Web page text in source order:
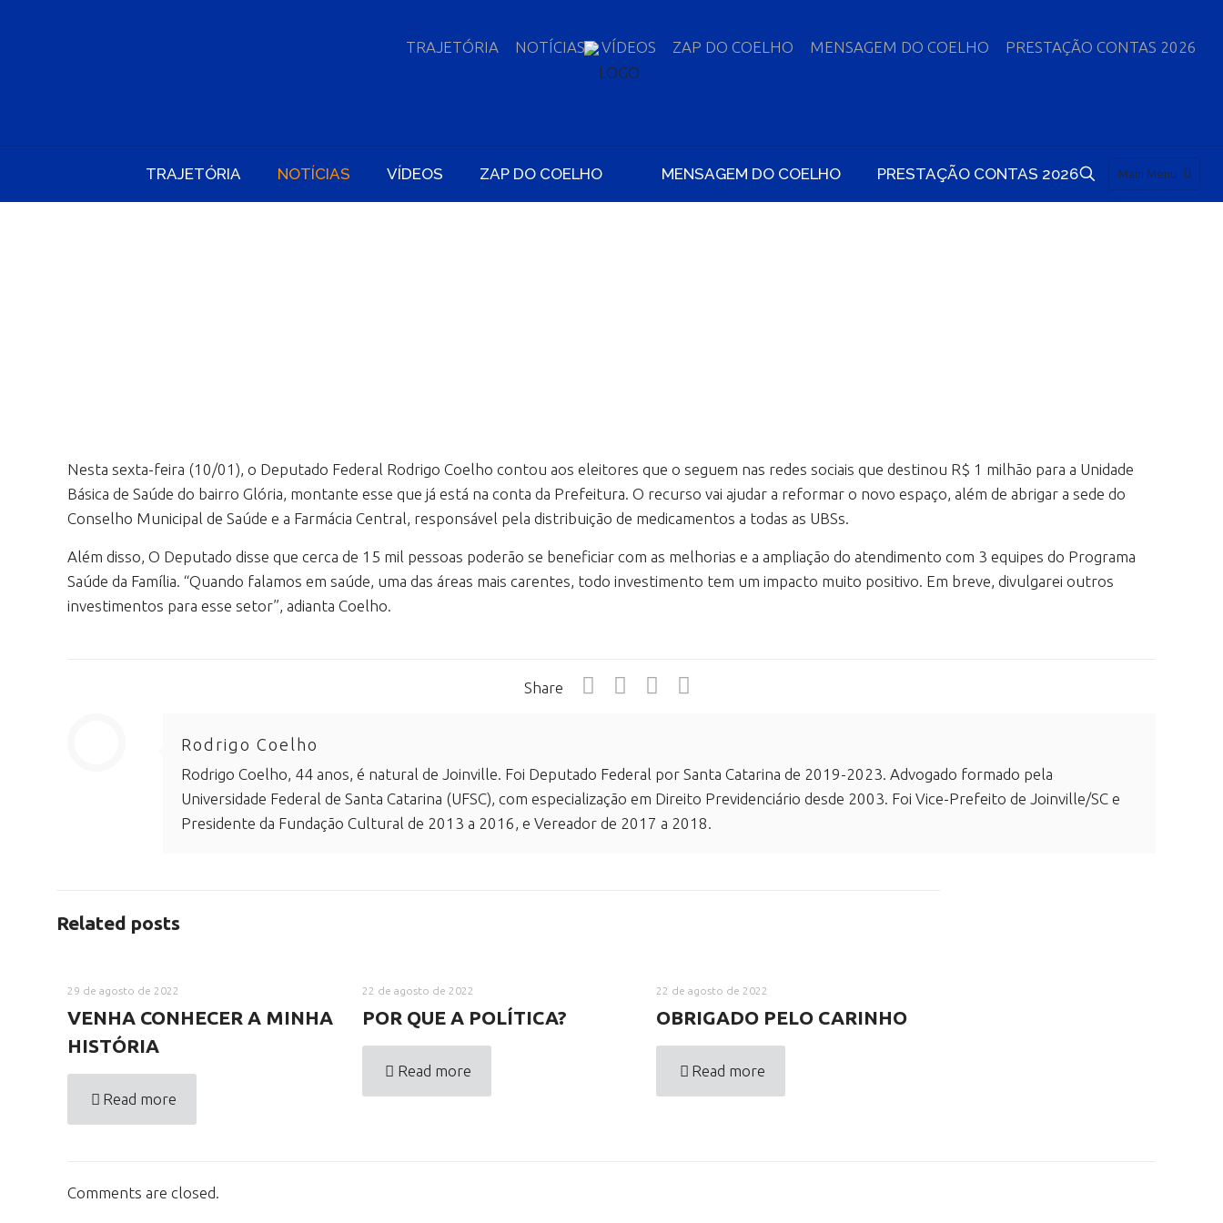
TRAJETÓRIA NOTÍCIAS VÍDEOS ZAP DO COELHO MENSAGEM DO COELHO PRESTAÇÃO CONTAS 2026
TRAJETÓRIA NOTÍCIAS VÍDEOS ZAP DO COELHO MENSAGEM DO COELHO PRESTAÇÃO CONTAS 2026
Main Menu
Nesta sexta-feira (10/01), o Deputado Federal Rodrigo Coelho contou aos eleitores que o seguem nas redes sociais que destinou R$ 1 milhão para a Unidade
Básica de Saúde do bairro Glória, montante esse que já está na conta da Prefeitura. O recurso vai ajudar a reformar o novo espaço, além de abrigar a sede do
Conselho Municipal de Saúde e a Farmácia Central, responsável pela distribuição de medicamentos a todas as UBSs.
Além disso, O Deputado disse que cerca de 15 mil pessoas poderão se beneficiar com as melhorias e a ampliação do atendimento com 3 equipes do Programa
Saúde da Família. “Quando falamos em saúde, uma das áreas mais carentes, todo investimento tem um impacto muito positivo. Em breve, divulgarei outros
investimentos para esse setor”, adianta Coelho.
Share
Rodrigo Coelho
Rodrigo Coelho, 44 anos, é natural de Joinville. Foi Deputado Federal por Santa Catarina de 2019-2023. Advogado formado pela
Universidade Federal de Santa Catarina (UFSC), com especialização em Direito Previdenciário desde 2003. Foi Vice-Prefeito de Joinville/SC e
Presidente da Fundação Cultural de 2013 a 2016, e Vereador de 2017 a 2018.
Related posts
29 de agosto de 2022
VENHA CONHECER A MINHA
HISTÓRIA
Read more
22 de agosto de 2022
POR QUE A POLÍTICA?
Read more
22 de agosto de 2022
OBRIGADO PELO CARINHO
Read more
Comments are closed.